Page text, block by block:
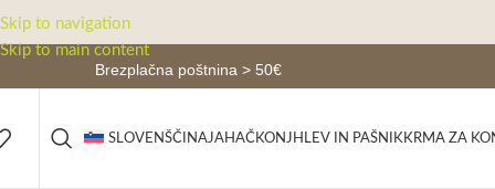
Skip to navigation
Skip to main content
Brezplačna poštnina > 50€
SLOVENŠČINAJAHAČKONJ HLEV IN PAŠNIK KRMA ZA